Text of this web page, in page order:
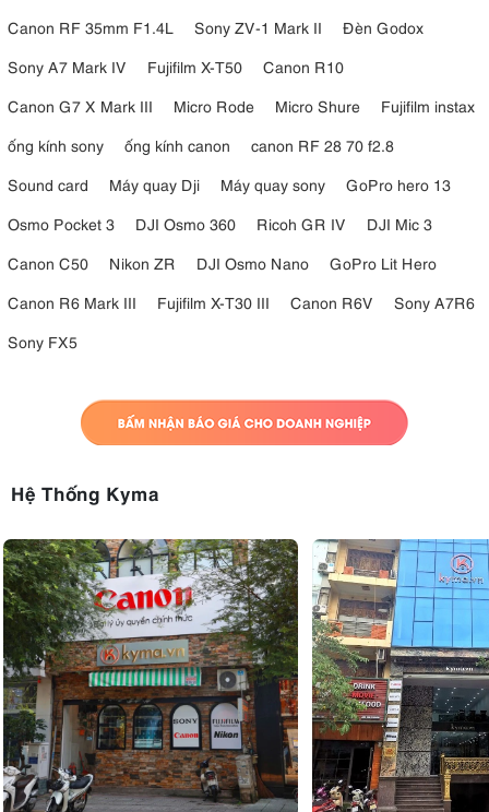
Canon RF 35mm F1.4L
Sony ZV-1 Mark II
Đèn Godox
Sony A7 Mark IV
Fujifilm X-T50
Canon R10
Canon G7 X Mark III
Micro Rode Micro Shure
Fujifilm instax
ống kính sony
ống kính canon
canon RF 28 70 f2.8
Sound card
Máy quay Dji Máy quay sony
GoPro hero 13
Osmo Pocket 3
DJI Osmo 360 Ricoh GR IV
DJI Mic 3
Canon C50
Nikon ZR DJI Osmo Nano
GoPro Lit Hero
Canon R6 Mark III
Fujifilm X-T30 III Canon R6V
Sony A7R6
Sony FX5
Hệ Thống Kyma